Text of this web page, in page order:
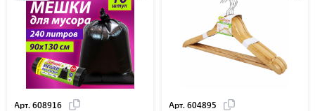
Арт. 608916 Арт. 604895